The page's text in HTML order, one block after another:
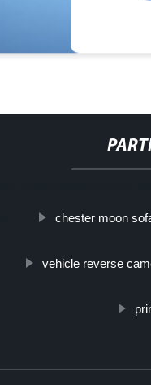
chester moon
vehicle reverse